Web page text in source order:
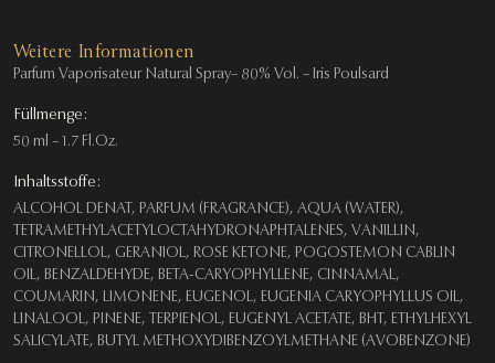
Weitere Informationen
Parfum Vaporisateur Natural Spray– 80% Vol. – Iris Poulsard
Füllmenge:
50 ml – 1.7 Fl.Oz.
Inhaltsstoffe:
ALCOHOL DENAT, PARFUM (FRAGRANCE), AQUA (WATER),
TETRAMETHYLACETYLOCTAHYDRONAPHTALENES, VANILLIN,
CITRONELLOL, GERANIOL, ROSE KETONE, POGOSTEMON CABLIN
OIL, BENZALDEHYDE, BETA-CARYOPHYLLENE, CINNAMAL,
COUMARIN, LIMONENE, EUGENOL, EUGENIA CARYOPHYLLUS OIL,
LINALOOL, PINENE, TERPIENOL, EUGENYL ACETATE, BHT, ETHYLHEXYL
SALICYLATE, BUTYL METHOXYDIBENZOYLMETHANE (AVOBENZONE)